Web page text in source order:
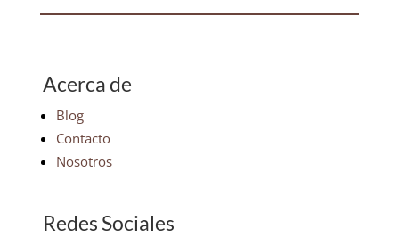
Acerca de
Blog
Contacto
Nosotros
Redes Sociales